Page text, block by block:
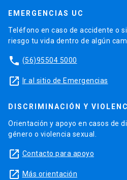
EMERGENCIAS UC
Teléfono en caso de accidente o
riesgo tu vida dentro de algún
phone (56)95504 5000
launch Ir al sitio de Emergencias
DISCRIMINACIÓN Y
Orientación y apoyo en casos de
género o violencia sexual.
launch Contacto para apoyo
launch Más orientación